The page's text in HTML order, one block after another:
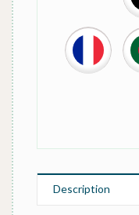
Description